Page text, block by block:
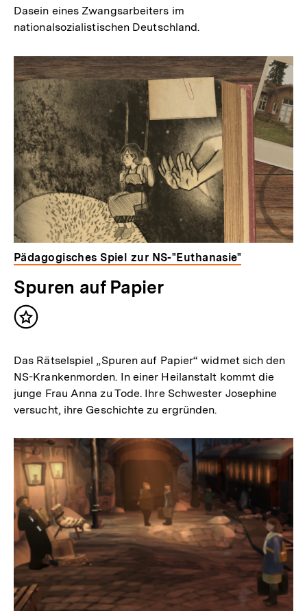
Dasein eines Zwangsarbeiters im
nationalsozialistischen Deutschland.
Pädagogisches Spiel zur NS-"Euthanasie"
Spuren auf Papier
Inhalt
Das Rätselspiel „Spuren auf Papier“ widmet sich den
NS-Krankenmorden. In einer Heilanstalt kommt die
junge Frau Anna zu Tode. Ihre Schwester Josephine
versucht, ihre Geschichte zu ergründen.